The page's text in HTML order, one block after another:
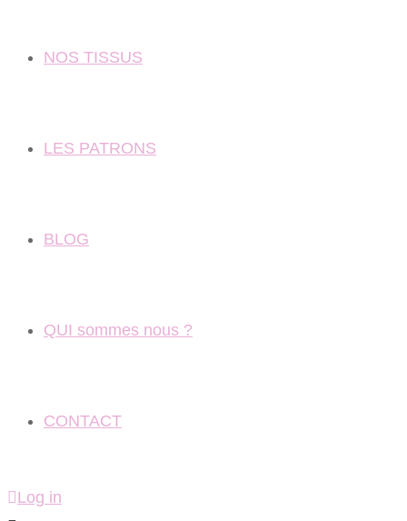
NOS TISSUS
LES PATRONS
BLOG
QUI sommes nous ?
CONTACT
Log in